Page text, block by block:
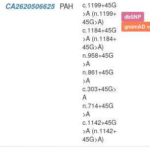
CA2620506625 PAH
c.1199+45G
>A (n.1199+
45G>A)
c.1184+45G
>A (n.1184+
45G>A)
n.958+45G
>A
n.861+45G
>A
c.303+45G>
A
n.714+45G
>A
c.1142+45G
>A (n.1142+
45G>A)
dbSNP
gnomAD